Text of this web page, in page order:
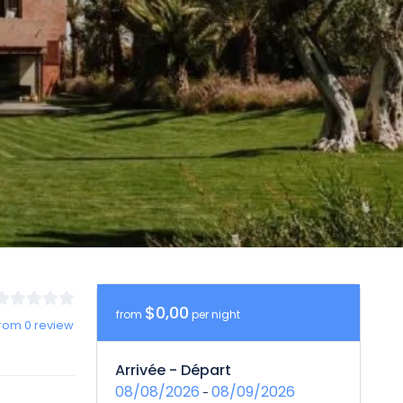
0 review
from $0,00 per night
Arrivée - Départ
08/08/2026 - 08/09/2026